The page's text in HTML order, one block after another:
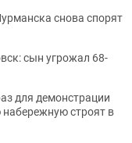
снова спорят
сын угрожал 68-
для демонстрации
набережную строят в